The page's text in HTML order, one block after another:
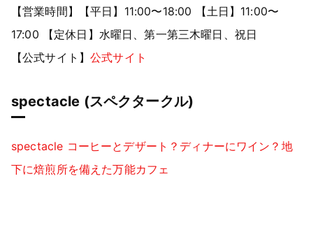
【営業時間】【平日】11:00〜18:00 【土日】11:00〜
17:00 【定休日】水曜日、第一第三木曜日、祝日
【公式サイト】公式サイト
spectacle (スペクタークル)
spectacle コーヒーとデザート？ディナーにワイン？地
下に焙煎所を備えた万能カフェ